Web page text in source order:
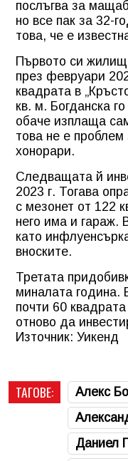
послъгва за
но все пак за 32-
това, че е
Първото си
през февруари
квадрата в
кв. м. Богданска
обаче изплаща
това не е
хонорари.
Следващата й
2023 г. Тогава
с мезонет от 122
него има и гараж.
като
вноските.
Третата
миналата година.
почти 60
отново да
Източник: Уикенд
ТАГОВЕ:
Алекс
Даниел